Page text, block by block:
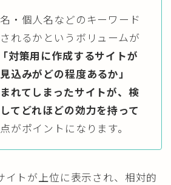
・個人名などのキーワード
れるかというボリュームが
「対策用に作成するサイトが
込みがどの程度あるか」
れてしまったサイトが、検
てどれほどの効力を持って
がポイントになります。
イトが上位に表示され、相対的